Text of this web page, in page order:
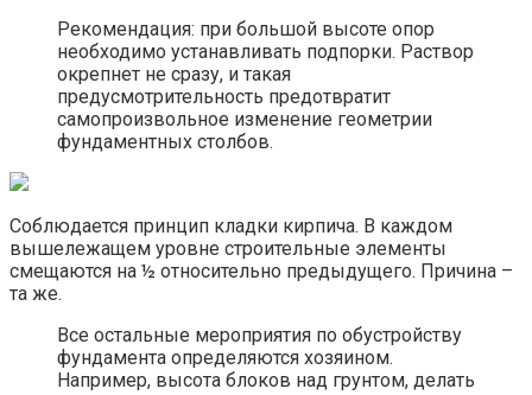
Рекомендация: при большой высоте опор
необходимо устанавливать подпорки. Раствор
окрепнет не сразу, и такая
предусмотрительность предотвратит
самопроизвольное изменение геометрии
фундаментных столбов.
Соблюдается принцип кладки кирпича. В каждом
вышележащем уровне строительные элементы
смещаются на ½ относительно предыдущего. Причина –
та же.
Все остальные мероприятия по обустройству
фундамента определяются хозяином.
Например, высота блоков над грунтом, делать